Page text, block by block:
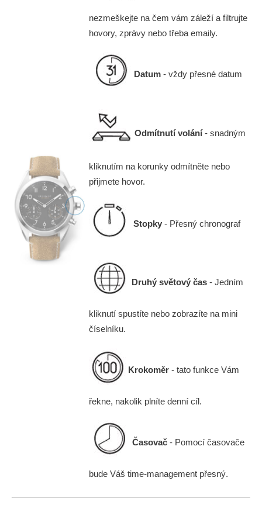
nezmeškejte na čem vám záleží a filtrujte
hovory, zprávy nebo třeba emaily.
Datum - vždy přesné datum
Odmítnutí volání - snadným
kliknutím na korunky odmítněte nebo
přijmete hovor.
Stopky - Přesný chronograf
Druhý světový čas - Jedním
kliknutí spustíte nebo zobrazíte na mini
číselníku.
Krokoměr - tato funkce Vám
řekne, nakolik plníte denní cíl.
Časovač - Pomocí časovače
bude Váš time-management přesný.